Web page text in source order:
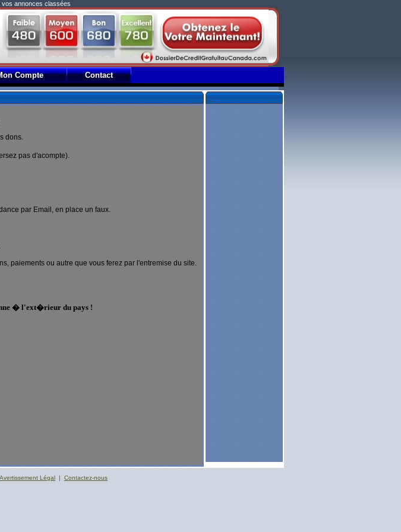
annonces classées
Compte Contact
dons.
pas d'acompte).
par Email, en place un faux.
paiements ou autre que vous ferez par l'entremise du site.
� l'ext�rieur du pays !
Avertissement Légal | Contactez-nous